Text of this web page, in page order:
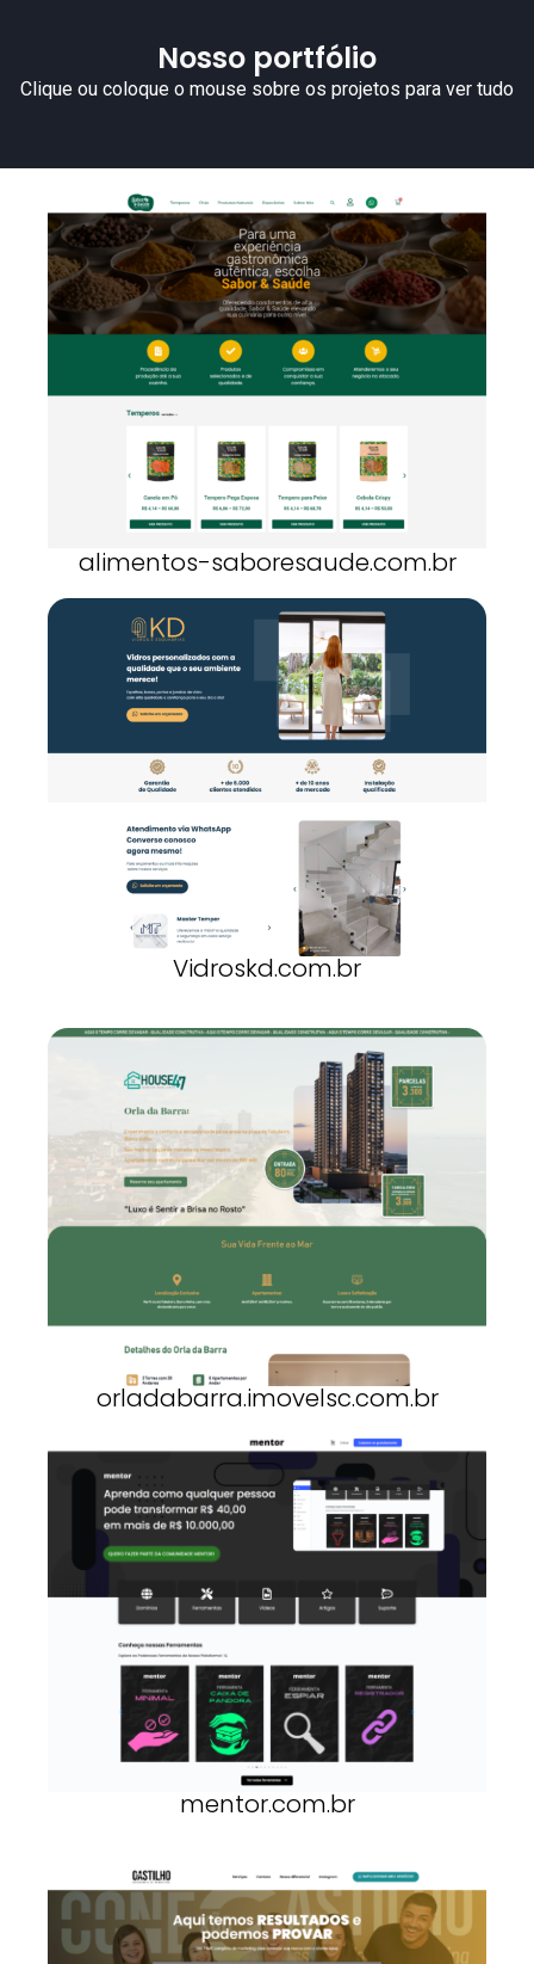
Nosso portfólio
Clique ou coloque o mouse sobre os projetos para ver tudo
alimentos-saboresaude.com.br
Vidroskd.com.br
orladabarra.imovelsc.com.br
mentor.com.br